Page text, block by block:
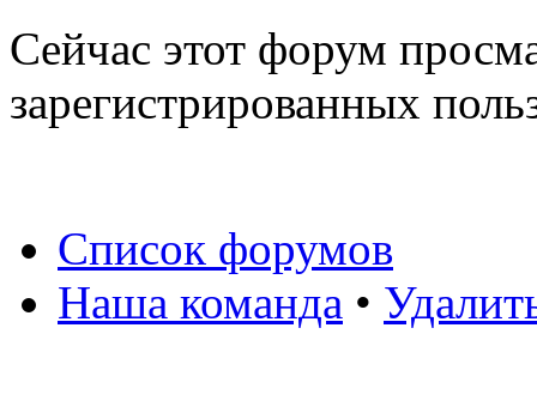
Сейчас этот форум
зарегистрированных
Список форумов
Наша команда •